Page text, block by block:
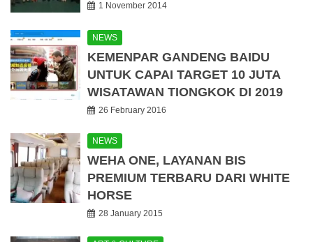
1 November 2014
NEWS
KEMENPAR GANDENG BAIDU
UNTUK CAPAI TARGET 10 JUTA
WISATAWAN TIONGKOK DI 2019
26 February 2016
NEWS
WEHA ONE, LAYANAN BIS
PREMIUM TERBARU DARI WHITE
HORSE
28 January 2015